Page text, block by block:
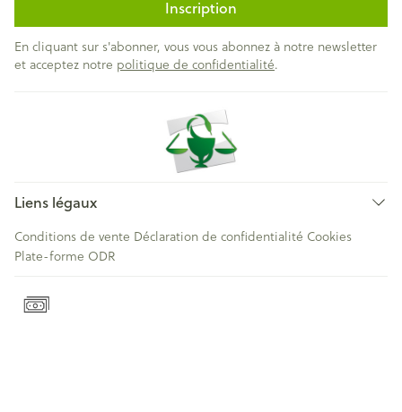
Inscription
En cliquant sur s'abonner, vous vous abonnez à notre newsletter
et acceptez notre politique de confidentialité.
Liens légaux
Conditions de vente Déclaration de confidentialité Cookies
Plate-forme ODR